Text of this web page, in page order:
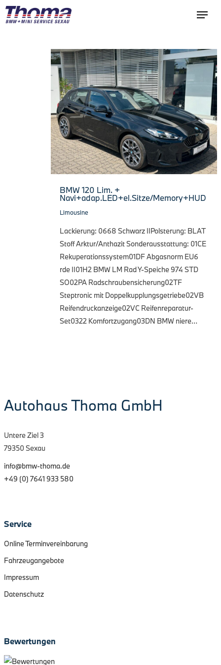
BMW 120 Lim. +
Navi+adap.LED+el.Sitze/Memory+HUD
Limousine
Lackierung: 0668 Schwarz IIPolsterung: BLAT
Stoff Arktur/Anthazit Sonderausstattung: 01CE
Rekuperationssystem01DF Abgasnorm EU6
rde II01H2 BMW LM Rad Y-Speiche 974 STD
SO02PA Radschraubensicherung02TF
Steptronic mit Doppelkupplungsgetriebe02VB
Reifendruckanzeige02VC Reifenreparatur-
Set0322 Komfortzugang03DN BMW niere…
Autohaus Thoma GmbH
Untere Ziel 3
79350 Sexau
info@bmw-thoma.de
+49 (0) 7641 933 580
Service
Online Terminvereinbarung
Fahrzeugangebote
Impressum
Datenschutz
Bewertungen